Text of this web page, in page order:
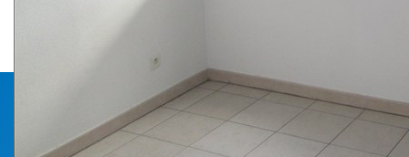
rendez-vous sur